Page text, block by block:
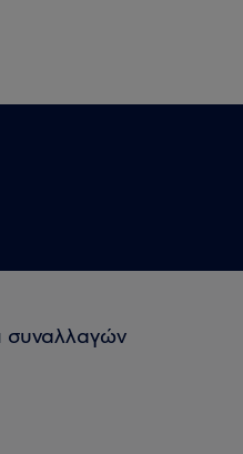
συναλλαγών